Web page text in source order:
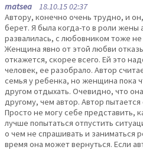
matsea 18.10.15 02:37
Автору, конечно очень трудно, и
берет. Я была когда-то в роли жены
развалилась, с любовником тоже
Женщина явно от этой любви
откажется, скорее всего. Ей это
человек, ее разобрало. Автор
семья у ребенка, но женщина пока
другом отдыхать. Очевидно, что
другому, чем автор. Автор
Просто не могу себе представить,
лучше попытаться отпустить
о чем не спрашивать и заниматься
время она может вернуться. Если